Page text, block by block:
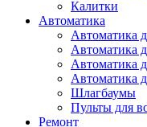
Калитки
Автоматика
Автоматика
Автоматика
Автоматика
Автоматика
Шлагбаумы
Пульты для
Ремонт